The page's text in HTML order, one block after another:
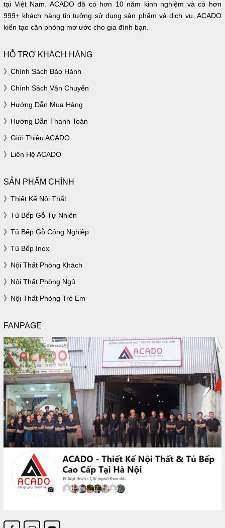
tại Việt Nam. ACADO đã có hơn 10 năm kinh nghiệm và có hơn
999+ khách hàng tin tưởng sử dụng sản phẩm và dịch vụ. ACADO
kiến tạo căn phòng mơ ước cho gia đình bạn.
HỖ TRỢ KHÁCH HÀNG
Chính Sách Bảo Hành
Chính Sách Vận Chuyển
Hướng Dẫn Mua Hàng
Hướng Dẫn Thanh Toán
Giới Thiệu ACADO
Liên Hệ ACADO
SẢN PHẨM CHÍNH
Thiết Kế Nội Thất
Tủ Bếp Gỗ Tự Nhiên
Tủ Bếp Gỗ Công Nghiệp
Tủ Bếp Inox
Nội Thất Phòng Khách
Nội Thất Phòng Ngủ
Nội Thất Phòng Trẻ Em
FANPAGE